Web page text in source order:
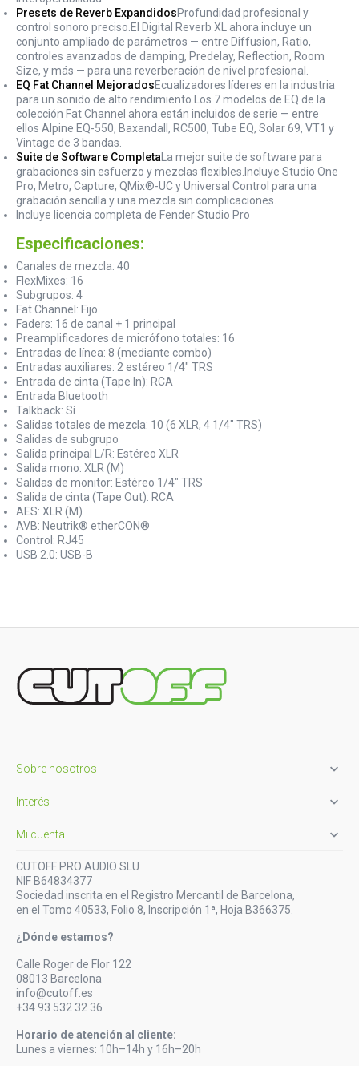
Presets de Reverb ExpandidosProfundidad profesional y
control sonoro preciso.El Digital Reverb XL ahora incluye un
conjunto ampliado de parámetros — entre Diffusion, Ratio,
controles avanzados de damping, Predelay, Reflection, Room
Size, y más — para una reverberación de nivel profesional.
EQ Fat Channel MejoradosEcualizadores líderes en la industria
para un sonido de alto rendimiento.Los 7 modelos de EQ de la
colección Fat Channel ahora están incluidos de serie — entre
ellos Alpine EQ-550, Baxandall, RC500, Tube EQ, Solar 69, VT1 y
Vintage de 3 bandas.
Suite de Software Completa La mejor suite de software para
grabaciones sin esfuerzo y mezclas flexibles.Incluye Studio One
Pro, Metro, Capture, QMix®-UC y Universal Control para una
grabación sencilla y una mezcla sin complicaciones.
Incluye licencia completa de Fender Studio Pro
Especificaciones:
Canales de mezcla: 40
FlexMixes: 16
Subgrupos: 4
Fat Channel: Fijo
Faders: 16 de canal + 1 principal
Preamplificadores de micrófono totales: 16
Entradas de línea: 8 (mediante combo)
Entradas auxiliares: 2 estéreo 1/4" TRS
Entrada de cinta (Tape In): RCA
Entrada Bluetooth
Talkback: Sí
Salidas totales de mezcla: 10 (6 XLR, 4 1/4" TRS)
Salidas de subgrupo
Salida principal L/R: Estéreo XLR
Salida mono: XLR (M)
Salidas de monitor: Estéreo 1/4" TRS
Salida de cinta (Tape Out): RCA
AES: XLR (M)
AVB: Neutrik® etherCON®
Control: RJ45
USB 2.0: USB-B
Sobre nosotros 
Interés 
Mi cuenta 
CUTOFF PRO AUDIO SLU
NIF B64834377
Sociedad inscrita en el Registro Mercantil de Barcelona,
en el Tomo 40533, Folio 8, Inscripción 1ª, Hoja B366375.
¿Dónde estamos?
Calle Roger de Flor 122
08013 Barcelona
info@cutoff.es
+34 93 532 32 36
Horario de atención al cliente:
Lunes a viernes: 10h–14h y 16h–20h